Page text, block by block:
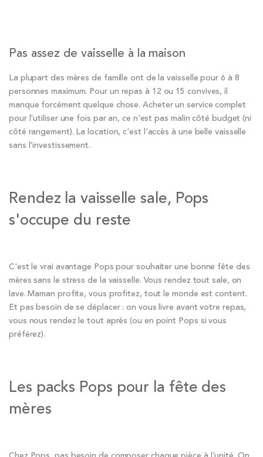
Pas assez de vaisselle à la maison
La plupart des mères de famille ont de la vaisselle pour 6 à 8
personnes maximum. Pour un repas à 12 ou 15 convives, il
manque forcément quelque chose. Acheter un service complet
pour l'utiliser une fois par an, ce n'est pas malin côté budget (ni
côté rangement). La location, c'est l'accès à une belle vaisselle
sans l'investissement.
Rendez la vaisselle sale, Pops
s'occupe du reste
C'est le vrai avantage Pops pour souhaiter une bonne fête des
mères sans le stress de la vaisselle. Vous rendez tout sale, on
lave. Maman profite, vous profitez, tout le monde est content.
Et pas besoin de se déplacer : on vous livre avant votre repas,
vous nous rendez le tout après (ou en point Pops si vous
préférez).
Les packs Pops pour la fête des
mères